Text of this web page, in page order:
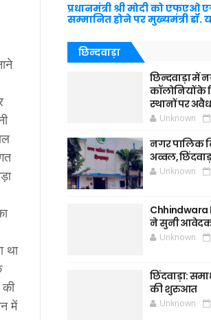
था
की
में
प्रधानमंत्री श्री मोदी को एफएओ
सम्मानित होने पर मुख्यमंत्री डॉ.
छिन्दवाड़ा
छिन्दवाड़ा में
कॉलोनियों के
स्थानों पर
Unknown
नगर पालिक
अव्वल,
Unknown
Chhindwara
ने सुनी
Unknown
छिंदवाड़ा:
की शुरुआत
Unknown